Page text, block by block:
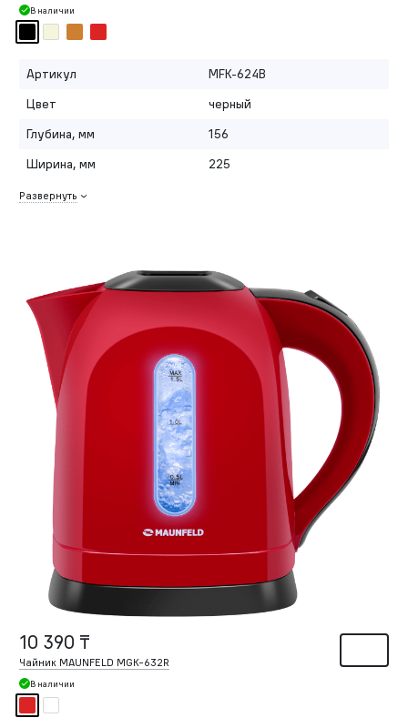
В наличии
Артикул
MFK-624B
Цвет
черный
Глубина, мм
156
Ширина, мм
225
Развернуть
10 390 ₸
Чайник MAUNFELD MGK-632R
В наличии